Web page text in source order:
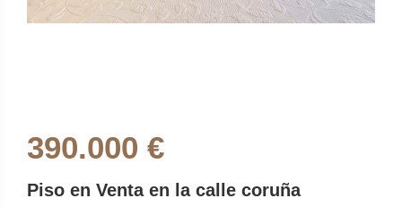
390.000 €
Piso en Venta en la calle coruña